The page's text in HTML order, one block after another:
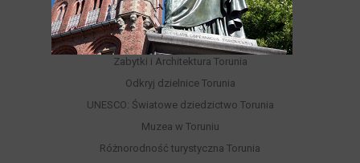
Atrakcje Torunia
Hity Torunia
Zabytki i Architektura Torunia
Odkryj dzielnice Torunia
UNESCO: Światowe dziedzictwo Torunia
Muzea w Toruniu
Różnorodność turystyczna Torunia